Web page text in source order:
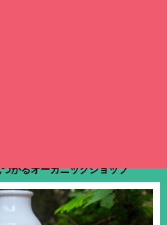
かるオーガニックショップ